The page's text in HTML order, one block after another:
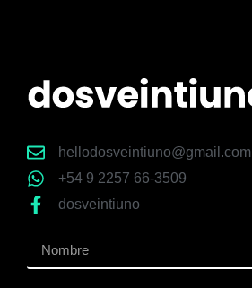
hellodosveintiuno@gmail.com
+54 9 2257 66-3509
dosveintiuno